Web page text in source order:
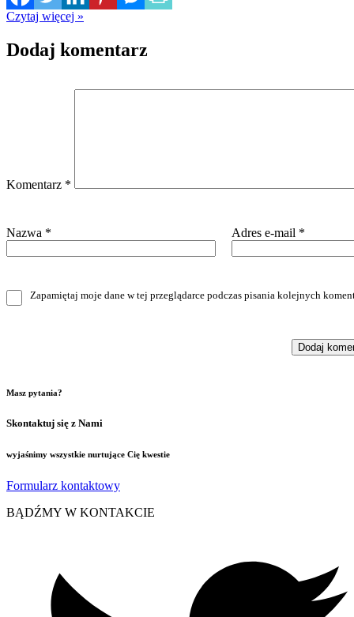
Czytaj więcej »
Dodaj komentarz
Komentarz *
Nazwa * Adres e-mail *
Zapamiętaj moje dane w tej przeglądarce podczas pisania kolejnych
Masz pytania?
Skontaktuj się z Nami
wyjaśnimy wszystkie nurtujące Cię kwestie
Formularz kontaktowy
BĄDŹMY W KONTAKCIE